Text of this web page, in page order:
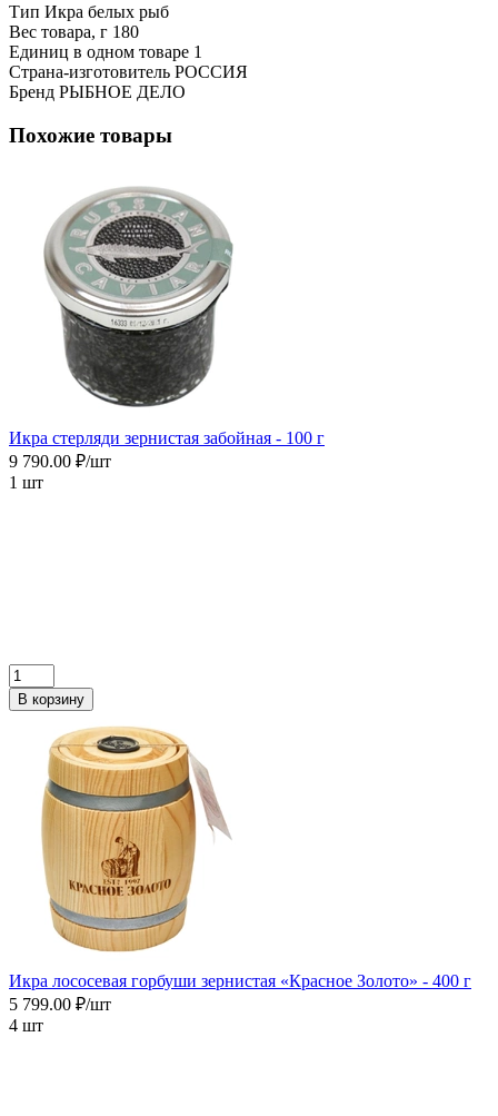
Тип Икра белых рыб
Вес товара, г 180
Единиц в одном товаре 1
Страна-изготовитель РОССИЯ
Бренд РЫБНОЕ ДЕЛО
Похожие товары
Икра cтерляди зернистая забойная - 100 г
9 790.00 ₽/шт
1 шт
В корзину
Икра лососевая горбуши зернистая «Красное Золото» - 400 г
5 799.00 ₽/шт
4 шт